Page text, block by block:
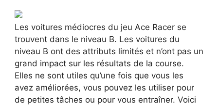
Les voitures médiocres du jeu Ace Racer se
trouvent dans le niveau B. Les voitures du
niveau B ont des attributs limités et n’ont pas un
grand impact sur les résultats de la course.
Elles ne sont utiles qu’une fois que vous les
avez améliorées, vous pouvez les utiliser pour
de petites tâches ou pour vous entraîner. Voici